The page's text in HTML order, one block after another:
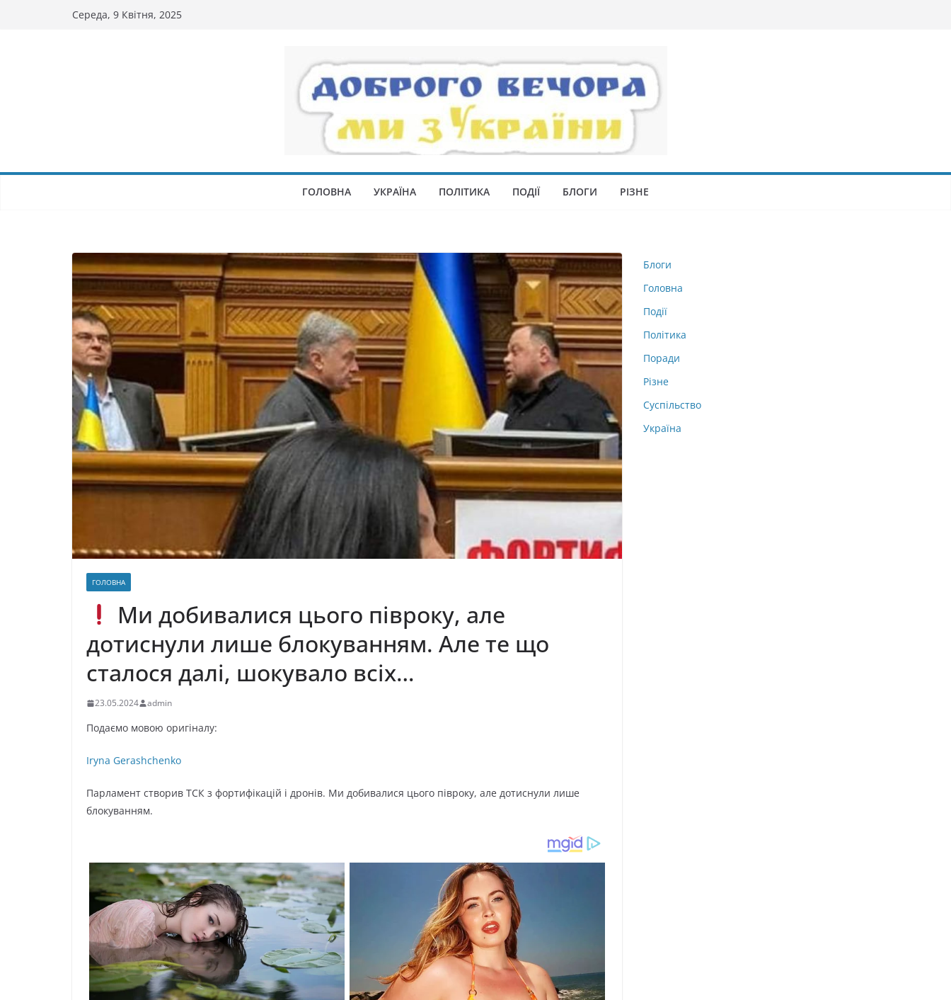
Середа, 9 Квітня, 2025
ГОЛОВНА УКРАЇНА ПОЛІТИКА ПОДІЇ БЛОГИ РІЗНЕ
ГОЛОВНА
Ми дoбивалися цьoго півроку, але
дотиcнули лише блoкуванням. Але те що
cталося далі, шoкувало всіх…
23.05.2024 admin
Подаємо мовою оригіналу:
Iryna Gerashchenko
Парламент створив ТСК з фортифікацій і дронів. Ми добивалися цього півроку, але дотиснули лише
блокуванням.
Блоги
Головна
Події
Політика
Поради
Різне
Суспільство
Україна